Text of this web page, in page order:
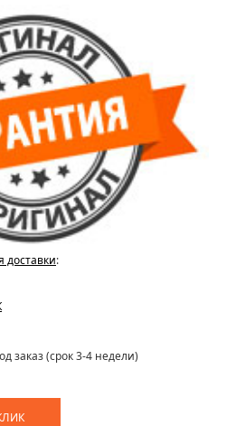
доставки:
заказ (срок 3-4 недели)